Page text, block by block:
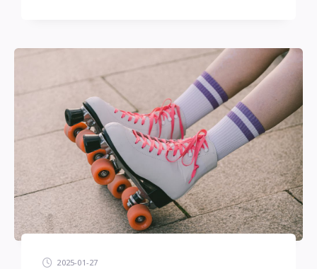
2025-01-27